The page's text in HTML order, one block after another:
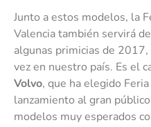
Junto a estos modelos, la
Valencia también servirá
algunas primicias de
vez en nuestro país. Es el
Volvo, que ha elegido
lanzamiento al gran
modelos muy esperados